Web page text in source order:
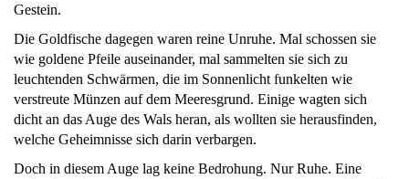
Gestein.
Die Goldfische dagegen waren reine Unruhe. Mal schossen sie
wie goldene Pfeile auseinander, mal sammelten sie sich zu
leuchtenden Schwärmen, die im Sonnenlicht funkelten wie
verstreute Münzen auf dem Meeresgrund. Einige wagten sich
dicht an das Auge des Wals heran, als wollten sie herausfinden,
welche Geheimnisse sich darin verbargen.
Doch in diesem Auge lag keine Bedrohung. Nur Ruhe. Eine